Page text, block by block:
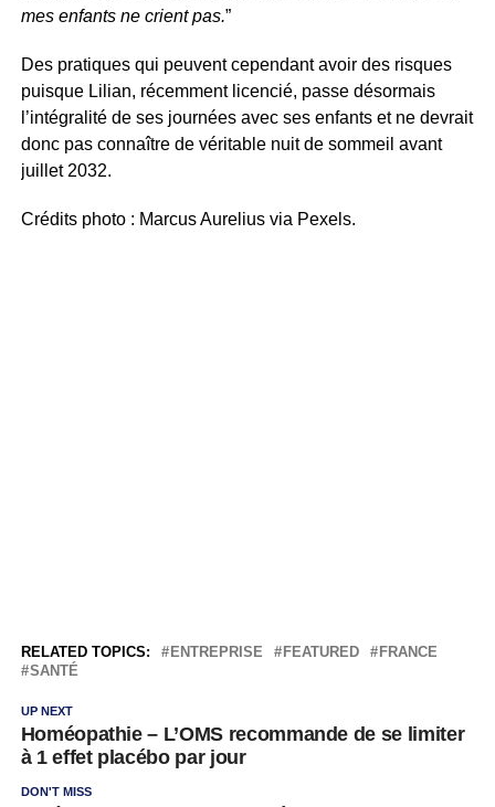
mes enfants ne crient pas.”
Des pratiques qui peuvent cependant avoir des risques
puisque Lilian, récemment licencié, passe désormais
l’intégralité de ses journées avec ses enfants et ne devrait
donc pas connaître de véritable nuit de sommeil avant
juillet 2032.
Crédits photo : Marcus Aurelius via Pexels.
RELATED TOPICS: ENTREPRISE FEATURED
FRANCE
SANTÉ
UP NEXT
Homéopathie – L’OMS recommande de se limiter
à 1 effet placébo par jour
DON'T MISS